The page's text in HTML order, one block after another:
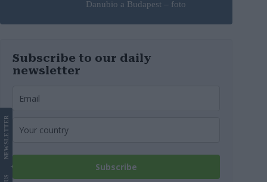
Danubio a Budapest – foto
Subscribe to our daily
newsletter
Subscribe
US
NEWS
LETTER